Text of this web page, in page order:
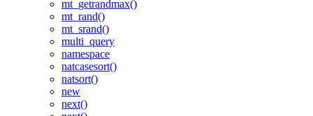
mt_getrandmax()
mt_rand()
mt_srand()
multi_query
namespace
natcasesort()
natsort()
new
next()